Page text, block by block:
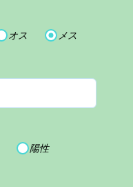
オス メス
陽性